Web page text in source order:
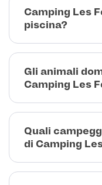
Camping Les
piscina?
Gli animali
Camping Les
Quali
di Camping